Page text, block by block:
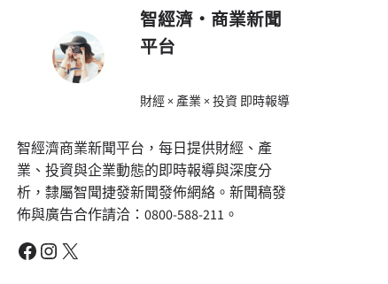
智經濟・商業新聞
平台
財經 × 產業 × 投資 即時報導
智經濟商業新聞平台，每日提供財經、產
業、投資與企業動態的即時報導與深度分
析，隸屬智聞捷發新聞發佈網絡。新聞稿發
佈與廣告合作請洽：0800-588-211。
Facebook Instagram X